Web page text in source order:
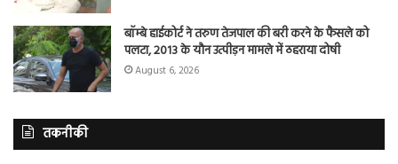
बॉम्बे हाईकोर्ट ने तरुण तेजपाल की बरी करने के फैसले को
पलटा, 2013 के यौन उत्पीड़न मामले में ठहराया दोषी
August 6, 2026
तकनीकी